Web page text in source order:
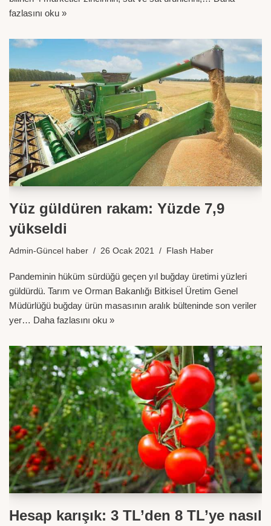
fazlasını oku »
Yüz güldüren rakam: Yüzde 7,9
yükseldi
Admin-Güncel haber 26 Ocak 2021 Flash Haber
Pandeminin hüküm sürdüğü geçen yıl buğday üretimi yüzleri
güldürdü. Tarım ve Orman Bakanlığı Bitkisel Üretim Genel
Müdürlüğü buğday ürün masasının aralık bülteninde son veriler
yer… Daha fazlasını oku »
Hesap karışık: 3 TL’den 8 TL’ye nasıl